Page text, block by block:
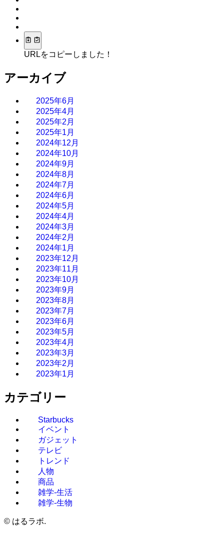
URLをコピーしました！
アーカイブ
2025年6月
2025年4月
2025年2月
2025年1月
2024年12月
2024年10月
2024年9月
2024年8月
2024年7月
2024年6月
2024年5月
2024年4月
2024年3月
2024年2月
2024年1月
2023年12月
2023年11月
2023年10月
2023年9月
2023年8月
2023年7月
2023年6月
2023年5月
2023年4月
2023年3月
2023年2月
2023年1月
カテゴリー
Starbucks
イベント
ガジェット
テレビ
トレンド
人物
商品
雑学-生活
雑学-生物
© はるラボ.